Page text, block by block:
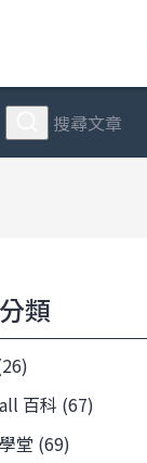
類
百科 (67)
堂 (69)